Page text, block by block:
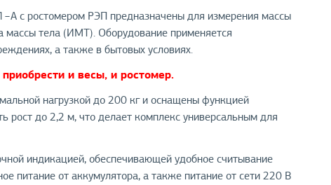
с ростомером РЭП предназначены для измерения массы
массы тела (ИМТ). Оборудование применяется
а также в бытовых условиях.
и весы, и ростомер.
нагрузкой до 200 кг и оснащены функцией
рост до 2,2 м, что делает комплекс универсальным для
индикацией, обеспечивающей удобное считывание
питание от аккумулятора, а также питание от сети 220 В